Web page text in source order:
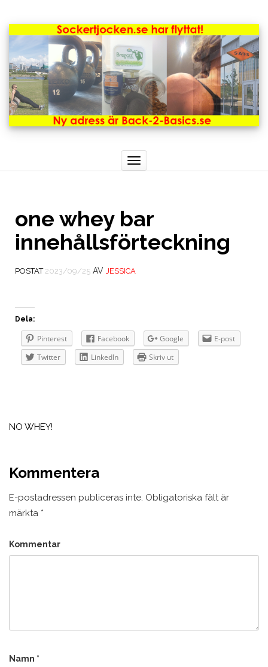
Toggle
navigation
one whey bar
innehållsförteckning
POSTAT 2023/09/25 AV JESSICA
Dela:
Pinterest Facebook Google
E-post
Twitter
LinkedIn Skriv ut
NO WHEY!
Kommentera
E-postadressen publiceras inte. Obligatoriska fält är
märkta *
Kommentar
Namn *